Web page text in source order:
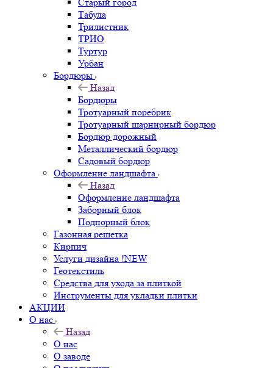
Табула
Трилистник
ТРИО
Туртур
Урбан
Бордюры
Назад
Бордюры
Тротуарный поребрик
Тротуарный шарнирный бордюр
Бордюр дорожный
Металлический бордюр
Садовый бордюр
Оформление ландшафта
Назад
Оформление ландшафта
Заборный блок
Подпорный блок
Газонная решетка
Кирпич
Услуги дизайна !NEW
Геотекстиль
Средства для ухода за плиткой
Инструменты для укладки плитки
АКЦИИ
О нас
Назад
О нас
О заводе